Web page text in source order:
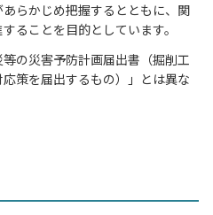
らかじめ把握するとともに、関
ることを目的としています。
の災害予防計画届出書（掘削工
策を届出するもの）」とは異な